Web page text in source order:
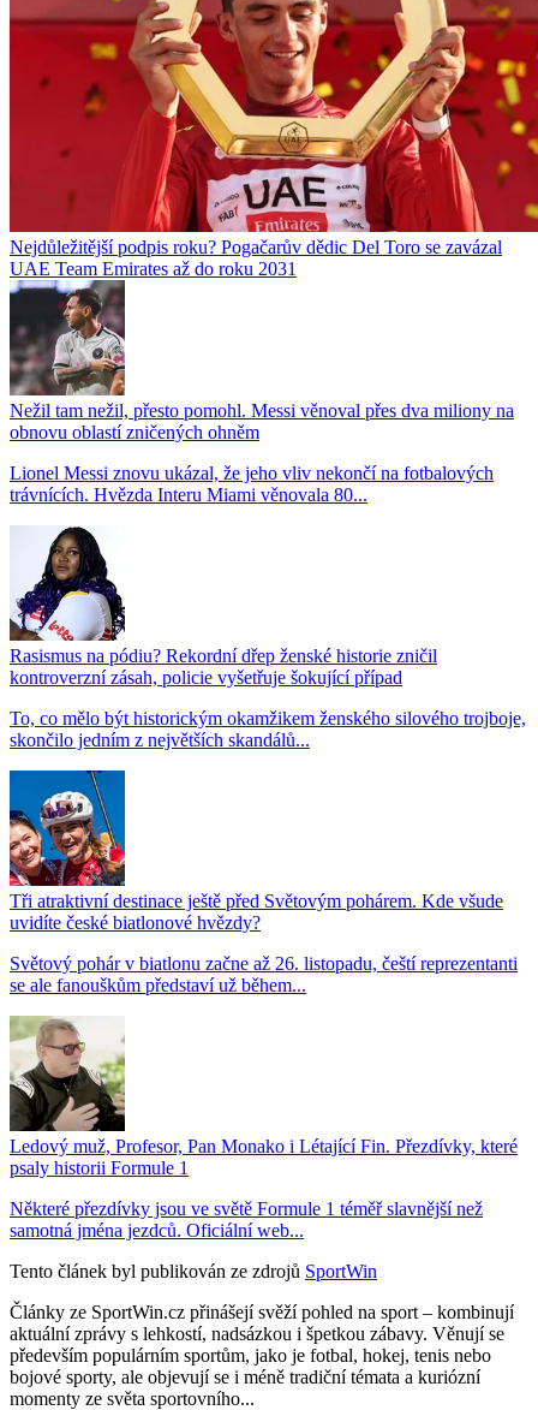
Nejdůležitější podpis roku? Pogačarův dědic Del Toro se zavázal
UAE Team Emirates až do roku 2031
Nežil tam nežil, přesto pomohl. Messi věnoval přes dva miliony na
obnovu oblastí zničených ohněm
Lionel Messi znovu ukázal, že jeho vliv nekončí na fotbalových
trávnících. Hvězda Interu Miami věnovala 80...
Rasismus na pódiu? Rekordní dřep ženské historie zničil
kontroverzní zásah, policie vyšetřuje šokující případ
To, co mělo být historickým okamžikem ženského silového trojboje,
skončilo jedním z největších skandálů...
Tři atraktivní destinace ještě před Světovým pohárem. Kde všude
uvidíte české biatlonové hvězdy?
Světový pohár v biatlonu začne až 26. listopadu, čeští reprezentanti
se ale fanouškům představí už během...
Ledový muž, Profesor, Pan Monako i Létající Fin. Přezdívky, které
psaly historii Formule 1
Některé přezdívky jsou ve světě Formule 1 téměř slavnější než
samotná jména jezdců. Oficiální web...
Tento článek byl publikován ze zdrojů SportWin
Články ze SportWin.cz přinášejí svěží pohled na sport – kombinují
aktuální zprávy s lehkostí, nadsázkou i špetkou zábavy. Věnují se
především populárním sportům, jako je fotbal, hokej, tenis nebo
bojové sporty, ale objevují se i méně tradiční témata a kuriózní
momenty ze světa sportovního...